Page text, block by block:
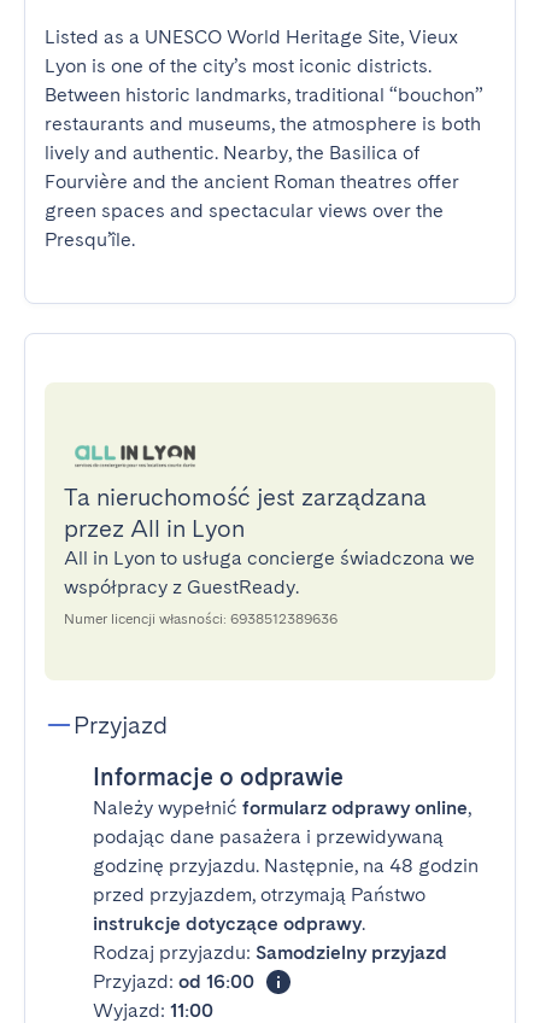
Listed as a UNESCO World Heritage Site, Vieux
Lyon is one of the city’s most iconic districts.
Between historic landmarks, traditional “bouchon”
restaurants and museums, the atmosphere is both
lively and authentic. Nearby, the Basilica of
Fourvière and the ancient Roman theatres offer
green spaces and spectacular views over the
Presqu’île.
Ta nieruchomość jest zarządzana
przez All in Lyon
All in Lyon to usługa concierge świadczona we
współpracy z GuestReady.
Numer licencji własności: 6938512389636
Przyjazd
Informacje o odprawie
Należy wypełnić formularz odprawy online,
podając dane pasażera i przewidywaną
godzinę przyjazdu. Następnie, na 48 godzin
przed przyjazdem, otrzymają Państwo
instrukcje dotyczące odprawy.
Rodzaj przyjazdu: Samodzielny przyjazd
Przyjazd: od 16:00
Wyjazd: 11:00